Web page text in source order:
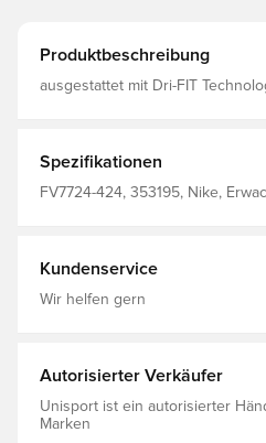
Produktbeschreibung
ausgestattet mit Dri-FIT
100% Polyester.
Spezifikationen
FV7724-424, 353195, Nike,
Kundenservice
Wir helfen gern
Autorisierter Verkäufer
Unisport ist ein autorisierter
Marken